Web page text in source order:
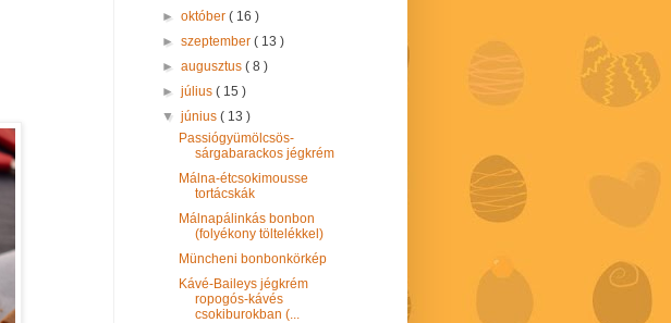
►október( 16 )
►szeptember( 13 )
►augusztus( 8 )
►július( 15 )
▼június( 13 )
Passiógyümölcsös-
sárgabarackos jégkrém
Málna-étcsokimousse
tortácskák
Málnapálinkás bonbon
(folyékony töltelékkel)
Müncheni bonbonkörkép
Kávé-Baileys jégkrém
ropogós-kávés
csokiburokban (...